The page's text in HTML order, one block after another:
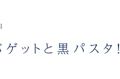
ットと黒パスタ！